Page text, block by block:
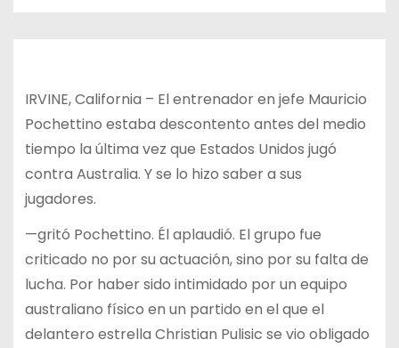
IRVINE, California – El entrenador en jefe Mauricio
Pochettino estaba descontento antes del medio
tiempo la última vez que Estados Unidos jugó
contra Australia. Y se lo hizo saber a sus
jugadores.
—gritó Pochettino. Él aplaudió. El grupo fue
criticado no por su actuación, sino por su falta de
lucha. Por haber sido intimidado por un equipo
australiano físico en un partido en el que el
delantero estrella Christian Pulisic se vio obligado